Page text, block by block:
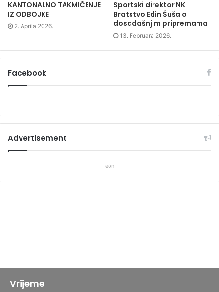
KANTONALNO TAKMIČENJE
IZ ODBOJKE
2. Aprila 2026.
Sportski direktor NK
Bratstvo Edin Šuša o
dosadašnjim pripremama
13. Februara 2026.
Facebook
Advertisement
eon
Vrijeme